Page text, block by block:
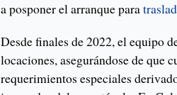
a posponer el arranque para
Desde finales de 2022, el equipo
locaciones, asegurándose de que
requerimientos especiales